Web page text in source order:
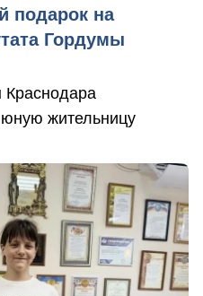
подарок на
Гордумы
Краснодара
жительницу